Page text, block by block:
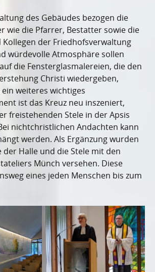
des Gebäudes bezogen die
wie die Pfarrer, Bestatter sowie die
Kollegen der Friedhofsverwaltung
würdevolle Atmosphäre sollen
die Fensterglasmalereien, die den
Christi wiedergeben,
weiteres wichtiges
ist das Kreuz neu inszeniert,
freistehenden Stele in der Apsis
nichtchristlichen Andachten kann
werden. Als Ergänzung wurden
der Halle und die Stele mit den
Münch versehen. Diese
eines jeden Menschen bis zum